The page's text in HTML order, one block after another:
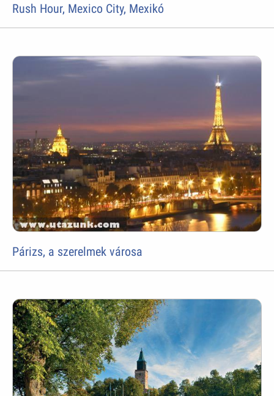
Rush Hour, Mexico City, Mexikó
Párizs, a szerelmek városa